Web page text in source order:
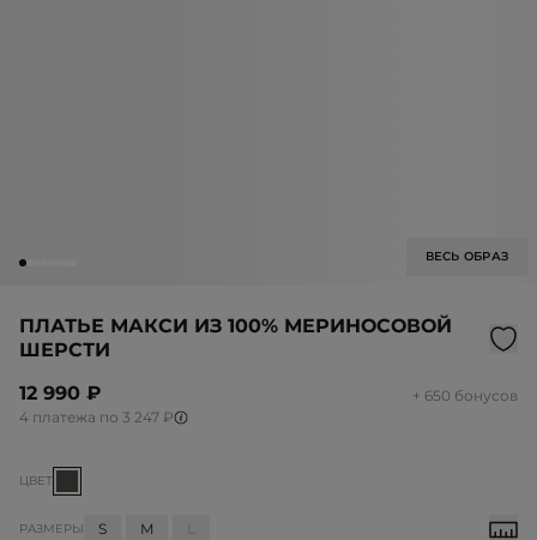
ВЕСЬ ОБРАЗ
ПЛАТЬЕ МАКСИ ИЗ 100% МЕРИНОСОВОЙ
ШЕРСТИ
12 990 ₽
+ 650 бонусов
4 платежа по 3 247 ₽
ЦВЕТ
РАЗМЕРЫ S M